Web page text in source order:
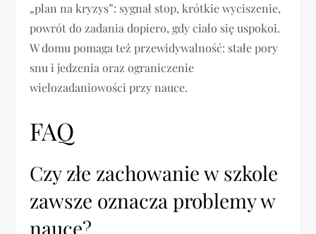
„plan na kryzys”: sygnał stop, krótkie wyciszenie,
powrót do zadania dopiero, gdy ciało się uspokoi.
W domu pomaga też przewidywalność: stałe pory
snu i jedzenia oraz ograniczenie
wielozadaniowości przy nauce.
FAQ
Czy złe zachowanie w szkole
zawsze oznacza problemy w
nauce?